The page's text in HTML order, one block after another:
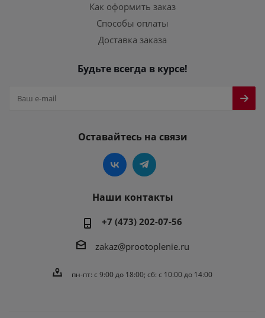
Как оформить заказ
Способы оплаты
Доставка заказа
Будьте всегда в курсе!
Оставайтесь на связи
Наши контакты
+7 (473) 202-07-56
zakaz@prootoplenie.ru
пн-пт: c 9:00 до 18:00; сб: с 10:00 до 14:00